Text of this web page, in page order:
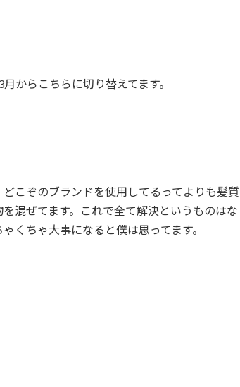
からこちらに切り替えてます。
こぞのブランドを使用してるってよりも髪質
混ぜてます。これで全て解決というものはな
くちゃ大事になると僕は思ってます。